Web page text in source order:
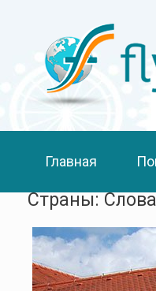
Главная
Страны: